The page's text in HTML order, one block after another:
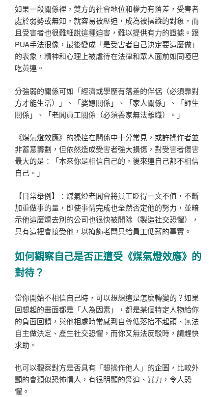
如果一段關係裡，雙方的社會地位和權力有落差，受害者
處於弱勢或無知，就容易被壓迫，成為被操縱的對象，而
且受害者也很難細說這種迫害，難以提供有力的證據。跟
PUA手法很像，最後變成「是受害者自己決定要這麼做」
的表象，精神和心理上被虐待在法律和眾人面前如同啞巴
吃黃連。
分強弱的關係可如「經濟或學歷有落差的伴侶（必須靠對
方才能生活）」、「婆媳關係」、「家人關係」、「師生
關係」、「老闆員工關係（必須養家無法離職）。」
《煤氣燈效應》的操控在關係中十分常見，或許操作者並
非蓄意籌劃，但依然造成受害者強大損傷，對受害者傷害
最大的是：「本來你是相信自己的，後來連自己都不相信
自己。」
【日常舉例】：煤氣燈老闆會將員工貶得一文不值，不斷
加重做事的量，即使事情完成也全然否定他的努力，並暗
示他這麼爛去別的公司也很快被開除（製造社交恐懼），
只有這裡會接受他，以掩飾老闆只給員工低薪的事實。
如何觀察自己是否正遭受《煤氣燈效應》的
對待？
當你開始不相信自己時，可以想想這是怎麼轉變的？如果
回想起的畫面都是「人為因素」，都是某個特定人物給你
的負面回饋，與他相處時常感到自尊低落抬不起頭、無法
自主做決定、產生社交恐懼，而你又無法反駁時，請趕快
求助。
也可以觀察對方是否具有「想操作他人」的企圖，比較外
顯的會類似恐怖情人，有很明顯的脅迫、暴力，令人恐
懼。